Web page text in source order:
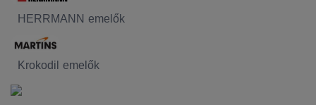
HERRMANN emelők
Krokodil emelők